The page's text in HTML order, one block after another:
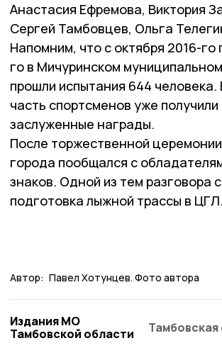
Анастасия Ефремова, Виктория
Сергей Тамбовцев, Ольга
Напомним, что с октября 2016-го
го в Мичуринском
прошли испытания 644
часть спортсменов уже получили
заслуженные награды.
После торжественной
города пообщался с
знаков. Одной из тем разговора
подготовка лыжной трассы в ЦГЛ.
Автор: Павел Хотунцев. Фото автора
Издания МО
Тамбовской области
Тамбовская